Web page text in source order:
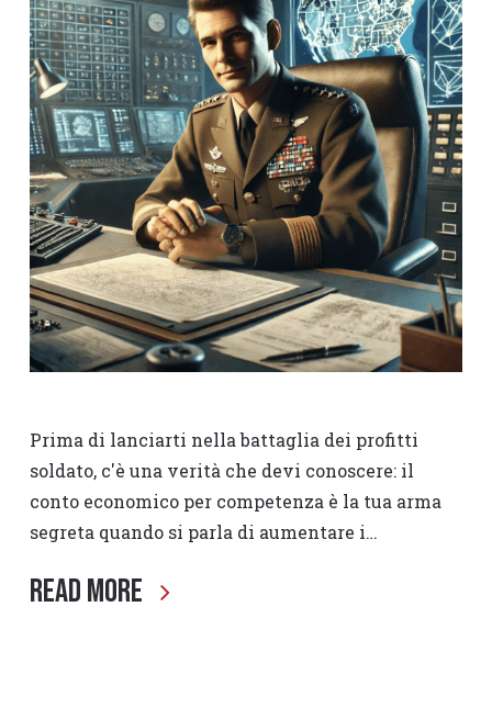
Prima di lanciarti nella battaglia dei profitti
soldato, c'è una verità che devi conoscere: il
conto economico per competenza è la tua arma
segreta quando si parla di aumentare i…
Read More